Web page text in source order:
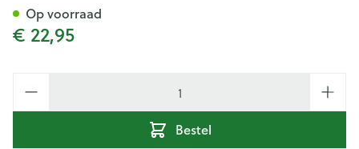
€ 22,95
Bestel
Op voorraad